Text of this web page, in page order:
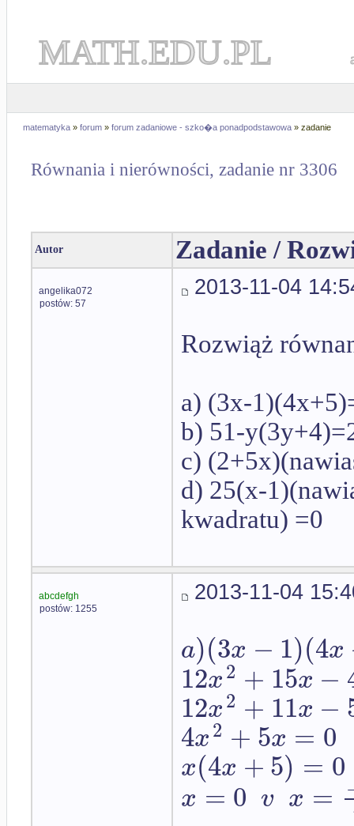
MATH.EDU.PL
matematyka » forum » forum zadaniowe - szko�a ponadpodstawowa » zadanie
Równania i nierówności, zadanie nr 3306
Autor Zadanie /
angelika072
postów: 57
2013-11-04
Rozwiąż
a) (3x-
b) 51-
c)
d) 25(x-
kwadratu) =0
abcdefgh
postów: 1255
2013-11-04
a)(3x − 1)(4x
12x2 + 15x −
12x2 + 11x −
4x2 +5x = 0
x(4x +5) = 0
x = 0 v x =